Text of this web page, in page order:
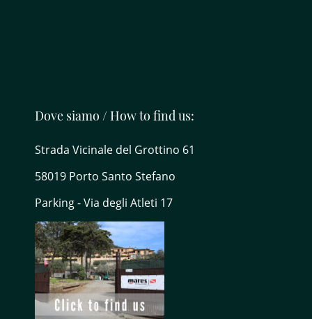
Dove siamo / How to find us:
Strada Vicinale del Grottino 61
58019 Porto Santo Stefano
Parking - Via degli Atleti 17